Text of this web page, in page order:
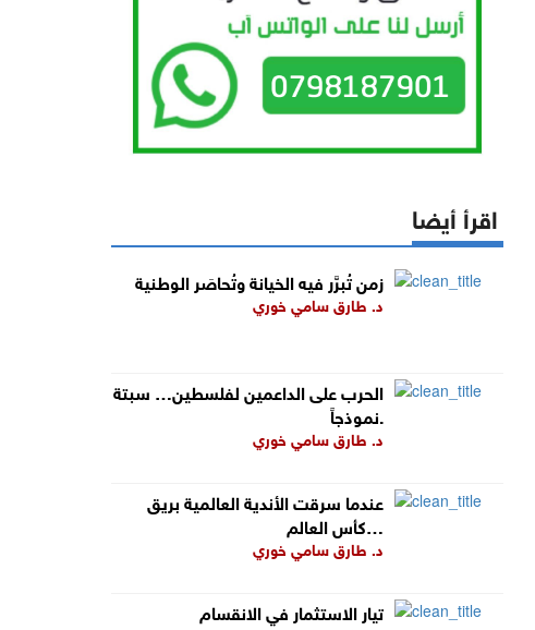
اقرأ أيضا
زمن تُبرَّر فيه الخيانة وتُحاصَر الوطنية
د. طارق سامي خوري
الحرب على الداعمين لفلسطين… سبتة
نموذجاً.
د. طارق سامي خوري
عندما سرقت الأندية العالمية بريق
كأس العالم…
د. طارق سامي خوري
تيار الاستثمار في الانقسام